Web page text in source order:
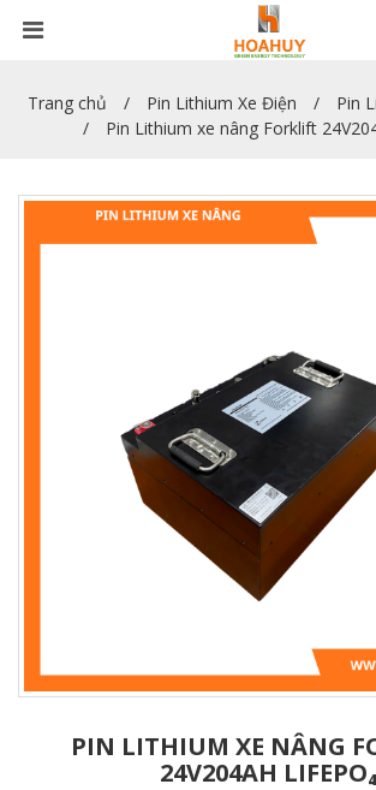
Trang chủ Pin Lithium Xe Điện
Pin
Pin Lithium xe nâng Forklift
PIN LITHIUM XE NÂNG
24V204AH LIFEPO₄